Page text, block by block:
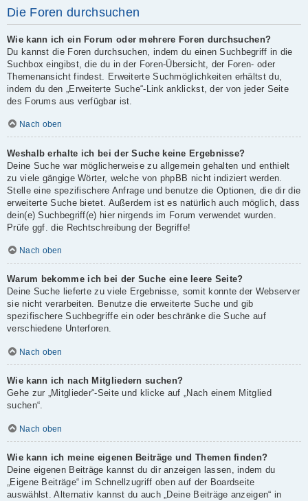
Die Foren durchsuchen
Wie kann ich ein Forum oder mehrere Foren durchsuchen?
Du kannst die Foren durchsuchen, indem du einen Suchbegriff in die
Suchbox eingibst, die du in der Foren-Übersicht, der Foren- oder
Themenansicht findest. Erweiterte Suchmöglichkeiten erhältst du,
indem du den „Erweiterte Suche“-Link anklickst, der von jeder Seite
des Forums aus verfügbar ist.
Nach oben
Weshalb erhalte ich bei der Suche keine Ergebnisse?
Deine Suche war möglicherweise zu allgemein gehalten und enthielt
zu viele gängige Wörter, welche von phpBB nicht indiziert werden.
Stelle eine spezifischere Anfrage und benutze die Optionen, die dir die
erweiterte Suche bietet. Außerdem ist es natürlich auch möglich, dass
dein(e) Suchbegriff(e) hier nirgends im Forum verwendet wurden.
Prüfe ggf. die Rechtschreibung der Begriffe!
Nach oben
Warum bekomme ich bei der Suche eine leere Seite?
Deine Suche lieferte zu viele Ergebnisse, somit konnte der Webserver
sie nicht verarbeiten. Benutze die erweiterte Suche und gib
spezifischere Suchbegriffe ein oder beschränke die Suche auf
verschiedene Unterforen.
Nach oben
Wie kann ich nach Mitgliedern suchen?
Gehe zur „Mitglieder“-Seite und klicke auf „Nach einem Mitglied
suchen“.
Nach oben
Wie kann ich meine eigenen Beiträge und Themen finden?
Deine eigenen Beiträge kannst du dir anzeigen lassen, indem du
„Eigene Beiträge“ im Schnellzugriff oben auf der Boardseite
auswählst. Alternativ kannst du auch „Deine Beiträge anzeigen“ in